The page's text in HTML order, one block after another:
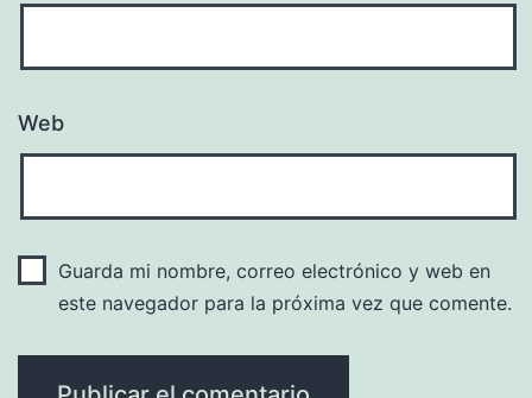
Web
Guarda mi nombre, correo electrónico y web en
este navegador para la próxima vez que comente.